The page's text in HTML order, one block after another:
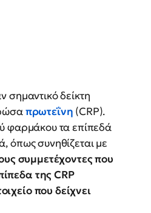
σημαντικό δείκτη
πρωτεΐνη (CRP).
φαρμάκου τα επίπεδά
όπως συνηθίζεται με
συμμετέχοντες που
της CRP
που δείχνει